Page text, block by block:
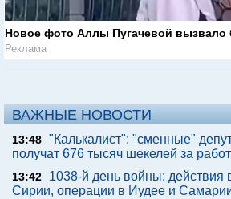
Новое фото Аллы Пугачевой вызвало
Реклама
ВАЖНЫЕ НОВОСТИ
13:48 "Калькалист": "сменные"
получат 676 тысяч шекелей за
13:42
1038-й день войны: действия
Сирии, операции в Иудее и